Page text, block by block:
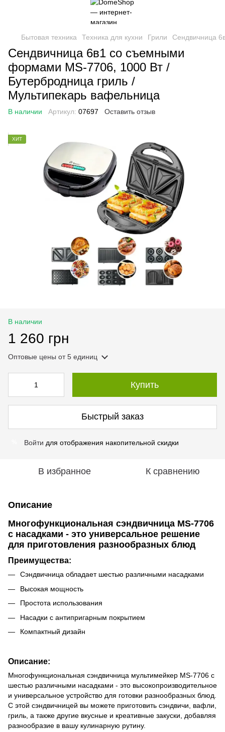
Бытовая техника Техника для кухни Грили Сендвичница
Сендвичница 6в1 со съемными
формами MS-7706, 1000 Вт /
Бутербродница гриль /
Мультипекарь вафельница
В наличии Артикул: 07697 Оставить отзыв
ХИТ
В наличии
1 260 грн
Оптовые цены от 5 единиц
Купить
Быстрый заказ
Войти для отображения накопительной скидки
В избранное К сравнению
Описание
Многофункциональная сэндвичница MS-7706
с насадками - это универсальное решение
для приготовления разнообразных блюд
Преимущества:
Сэндвичница обладает шестью различными насадками
Высокая мощность
Простота использования
Насадки с антипригарным покрытием
Компактный дизайн
Описание:
Многофункциональная сэндвичница мультимейкер MS-7706 с
шестью различными насадками - это высокопроизводительное
и универсальное устройство для готовки разнообразных блюд.
С этой сэндвичницей вы можете приготовить сэндвичи, вафли,
гриль, а также другие вкусные и креативные закуски, добавляя
разнообразие в вашу кулинарную рутину.